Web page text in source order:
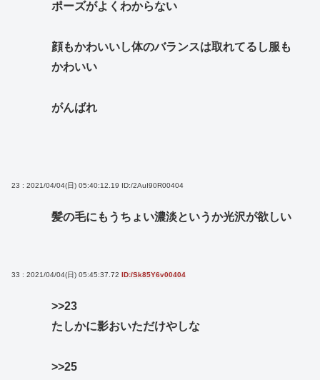
ポーズがよくわからない
顔もかわいいし体のバランスは取れてるし服も
かわいい
がんばれ
23 : 2021/04/04(日) 05:40:12.19 ID:/2AuI90R00404
髪の毛にもうちょい濃淡というか光沢が欲しい
33 : 2021/04/04(日) 05:45:37.72 ID:/Sk85Y6v00404
>>23
たしかに影おいただけやしな
>>25